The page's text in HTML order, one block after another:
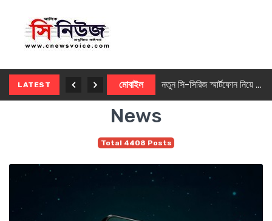
LATEST মোবাইল নতুন সি-সিরিজ স্মার্টফোন নিয়ে আসছে রিয়েলমি
News
Total 4408 Posts